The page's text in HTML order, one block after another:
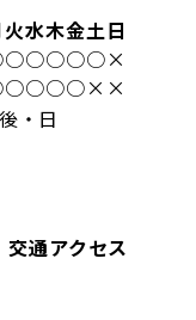
火水木金土日
○○○○○×
○○○○× ×
・日
交通アクセス